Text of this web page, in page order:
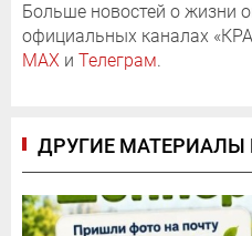
Больше новостей о жизни
официальных каналах
MAX и Телеграм.
ДРУГИЕ МАТЕРИАЛЫ